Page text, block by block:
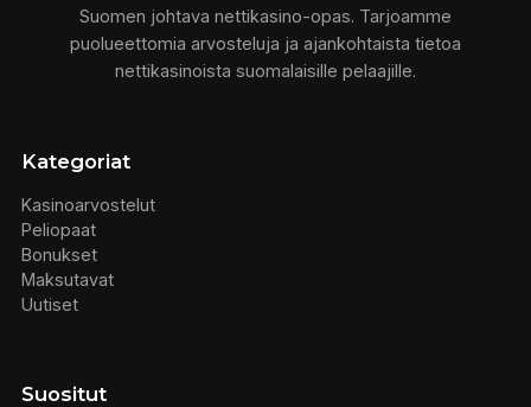
Suomen johtava nettikasino-opas. Tarjoamme
puolueettomia arvosteluja ja ajankohtaista tietoa
nettikasinoista suomalaisille pelaajille.
Kategoriat
Kasinoarvostelut
Peliopaat
Bonukset
Maksutavat
Uutiset
Suositut